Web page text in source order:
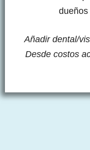
Añadir dental/
Desde costos